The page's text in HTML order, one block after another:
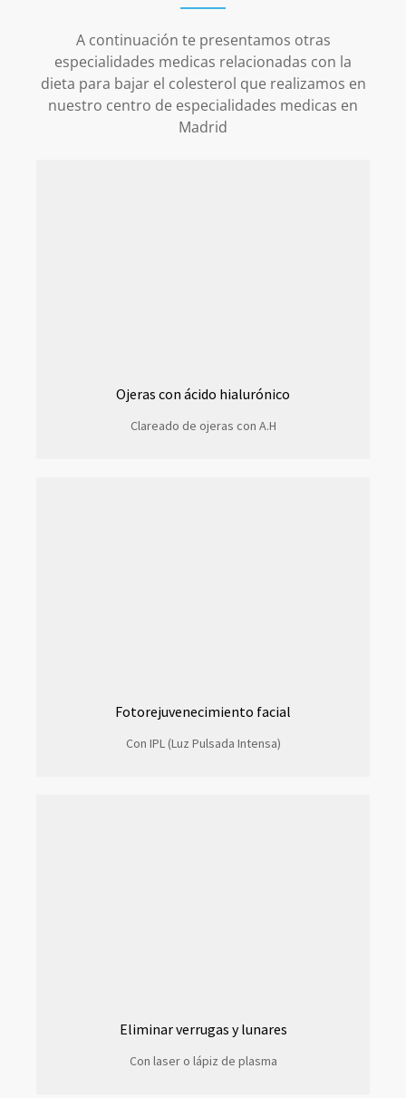
A continuación te presentamos otras
especialidades medicas relacionadas con la
dieta para bajar el colesterol que realizamos en
nuestro centro de especialidades medicas en
Madrid
Ojeras con ácido hialurónico
Clareado de ojeras con A.H
Fotorejuvenecimiento facial
Con IPL (Luz Pulsada Intensa)
Eliminar verrugas y lunares
Con laser o lápiz de plasma